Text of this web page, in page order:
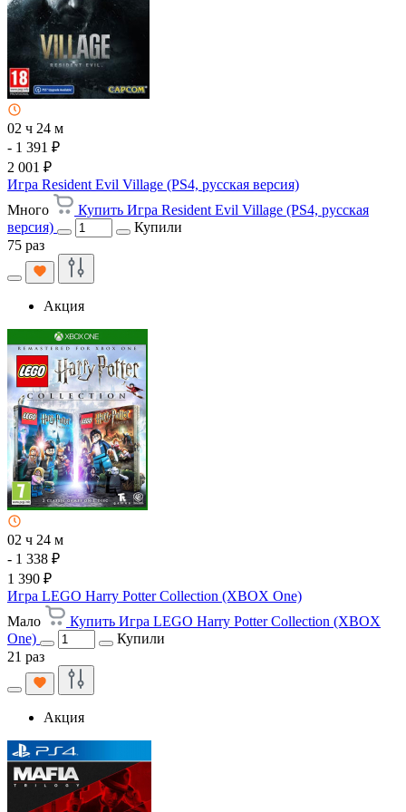
02 ч 24 м
- 1 391 ₽
2 001 ₽
Игра Resident Evil Village (PS4, русская версия)
Много
Купить Игра Resident Evil Village (PS4, русская
версия)
Купили
75 раз
Акция
02 ч 24 м
- 1 338 ₽
1 390 ₽
Игра LEGO Harry Potter Collection (XBOX One)
Мало
Купить Игра LEGO Harry Potter Collection (XBOX
One)
Купили
21 раз
Акция